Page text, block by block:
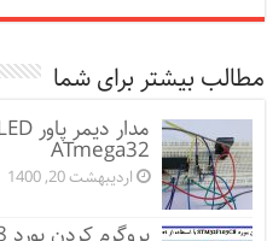
مطالب بیشتر برای شما
ATmega32
اردیبهشت 20, 1400